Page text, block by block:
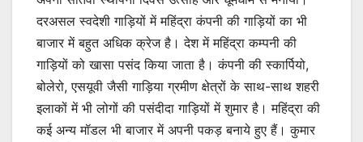
दरअसल स्वदेशी गाड़ियों में महिंद्रा कंपनी की गाड़ियों का भी
बाजार में बहुत अधिक क्रेज है। देश में महिंद्रा कम्पनी की
गाड़ियों को खासा पसंद किया जाता है। कंपनी की स्कार्पियो,
बोलेरो, एसयूवी जैसी गाड़िया ग्रमीण क्षेत्रों के साथ-साथ शहरी
इलाकों में भी लोगों की पसंदीदा गाड़ियों में शुमार है। महिंद्रा की
कई अन्य मॉडल भी बाजार में अपनी पकड़ बनाये हुए हैं। कुमार